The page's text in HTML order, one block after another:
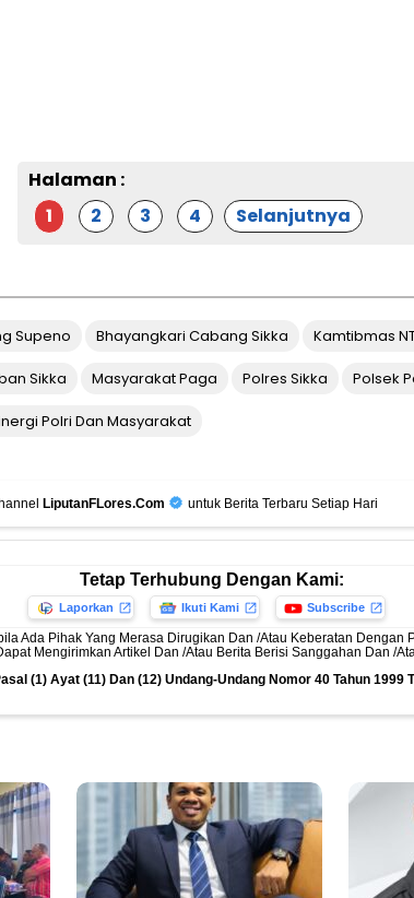
Halaman :
1
2 3 4 Selanjutnya
Supeno Bhayangkari Cabang Sikka Kamtibmas
Sikka Masyarakat Paga Polres Sikka Polsek
Polri Dan Masyarakat
LiputanFLores.Com untuk Berita Terbaru Setiap Hari
Tetap Terhubung Dengan Kami:
Laporkan Ikuti Kami Subscribe
Ada Pihak Yang Merasa Dirugikan Dan /Atau Keberatan Dengan
Mengirimkan Artikel Dan /Atau Berita Berisi Sanggahan Dan /
(1) Ayat (11) Dan (12) Undang-Undang Nomor 40 Tahun 1999